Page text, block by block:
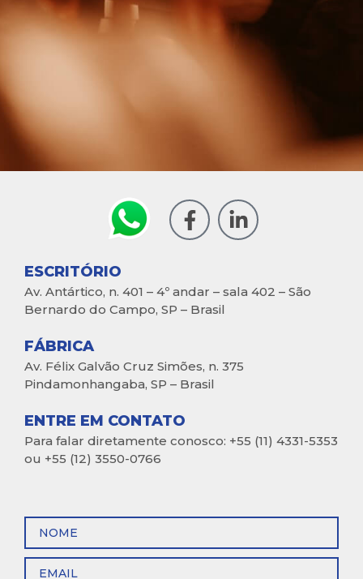
ESCRITÓRIO
Av. Antártico, n. 401 – 4º andar – sala 402 – São
Bernardo do Campo, SP – Brasil
FÁBRICA
Av. Félix Galvão Cruz Simões, n. 375
Pindamonhangaba, SP – Brasil
ENTRE EM CONTATO
Para falar diretamente conosco: +55 (11) 4331-5353
ou +55 (12) 3550-0766